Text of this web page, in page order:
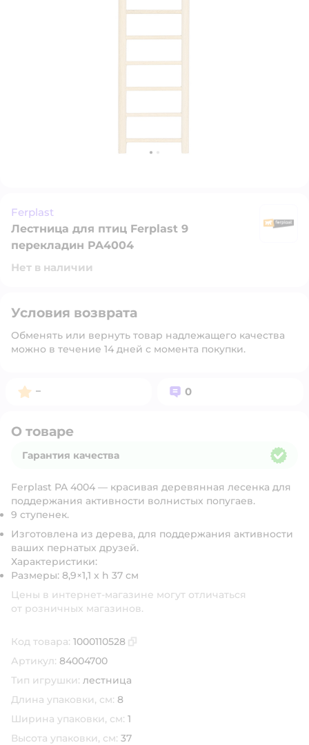
Ferplast
Лестница для птиц Ferplast 9
перекладин PA4004
Нет в наличии
Условия возврата
Обменять или вернуть товар надлежащего качества
можно в течение 14 дней с момента покупки.
Рейтинг:
– Вопросов:
0
О товаре
Гарантия качества
Ferplast PA 4004 — красивая деревянная лесенка для
поддержания активности волнистых попугаев.
9 ступенек.
Изготовлена из дерева, для поддержания активности
ваших пернатых друзей.
Характеристики:
Размеры: 8,9×1,1 x h 37 см
Цены в интернет-магазине могут отличаться
от розничных магазинов.
Код товара: 1000110528
Артикул: 84004700
Тип игрушки: лестница
Длина упаковки, см: 8
Ширина упаковки, см: 1
Высота упаковки, см: 37